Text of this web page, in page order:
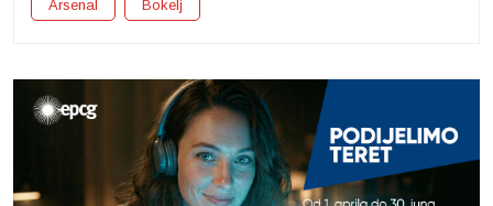
Arsenal Bokelj